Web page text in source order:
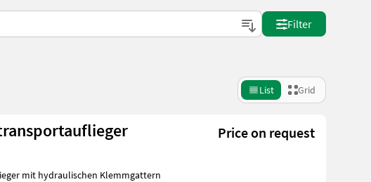
Filter
List Grid
Price on request
mit hydraulischen Klemmgattern